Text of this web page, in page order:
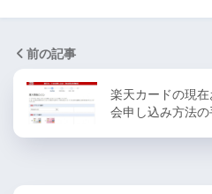
前の記事
楽天カードの現
会申し込み方法の